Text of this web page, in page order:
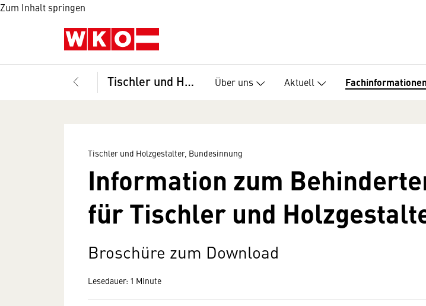
Zum Inhalt springen
Tischler und Holzgestalter, Bundesinnung Über uns Aktuell Fachinformationen
Tischler und Holzgestalter, Bundesinnung
Information zum
für Tischler und
Broschüre zum Download
Lesedauer: 1 Minute